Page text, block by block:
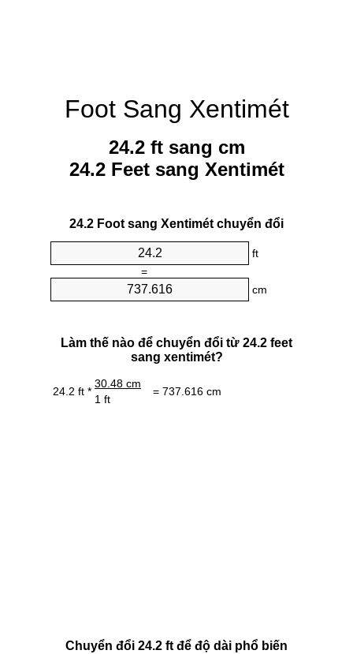
Foot Sang Xentimét
24.2 ft sang cm
24.2 Feet sang Xentimét
24.2 Foot sang Xentimét chuyển đổi
ft
=
cm
Làm thế nào để chuyển đổi từ 24.2 feet
sang xentimét?
24.2 ft *
30.48 cm
= 737.616 cm
1 ft
Chuyển đổi 24.2 ft để độ dài phổ biến